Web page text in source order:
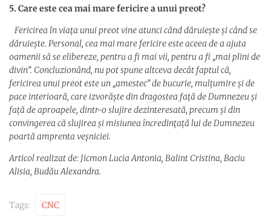
5. Care este cea mai mare fericire a unui preot?
Fericirea în viața unui preot vine atunci când dăruiește și când se
dăruiește. Personal, cea mai mare fericire este aceea de a ajuta
oamenii să se elibereze, pentru a fi mai vii, pentru a fi „mai plini de
divin”. Concluzionând, nu pot spune altceva decât faptul că,
fericirea unui preot este un „amestec” de bucurie, mulțumire și de
pace interioară, care izvorăște din dragostea față de Dumnezeu și
față de aproapele, dintr-o slujire dezinteresată, precum și din
convingerea că slujirea și misiunea încredințață lui de Dumnezeu
poartă amprenta veșniciei.
Articol realizat de: Jicmon Lucia Antonia, Balint Cristina, Baciu
Alisia, Budău Alexandra.
Tags: CNC